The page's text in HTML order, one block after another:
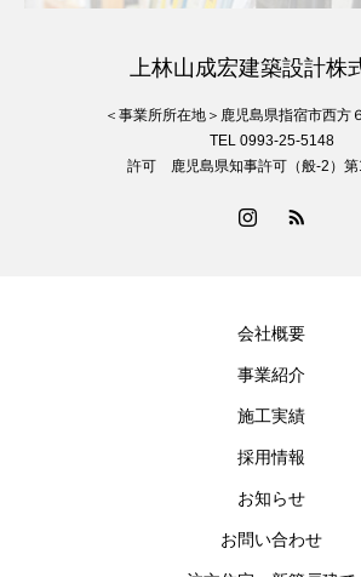
上林山成宏建築設計株
＜事業所所在地＞鹿児島県指宿市西方
TEL 0993-25-5148
許可 鹿児島県知事許可（般-2）
会社概要
事業紹介
施工実績
採用情報
お知らせ
お問い合わせ